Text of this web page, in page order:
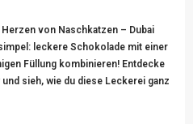
von Naschkatzen – Dubai
leckere Schokolade mit einer
Füllung kombinieren! Entdecke
sieh, wie du diese Leckerei ganz